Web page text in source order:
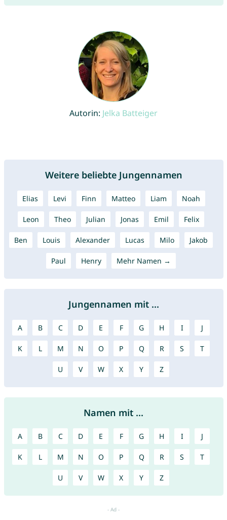
Autorin: Jelka Batteiger
Weitere beliebte Jungennamen
Elias Levi Finn Matteo Liam Noah
Leon Theo Julian Jonas Emil Felix
Ben Louis Alexander Lucas Milo Jakob
Paul Henry Mehr Namen →
Jungennamen mit ...
A B C D E F G H I J
K L M N O P Q R S T
U V W X Y Z
Namen mit ...
A B C D E F G H I J
K L M N O P Q R S T
U V W X Y Z